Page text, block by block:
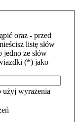
oraz - przed
listę słów
ze słów
(*) jako
użyj wyrażenia